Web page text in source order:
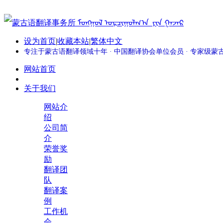
设为首页|收藏本站|繁体中文
专注于蒙古语翻译领域十年 · 中国翻译协会单位会员 · 专家级蒙
网站首页
关于我们
网站介
绍
公司简
介
荣誉奖
励
翻译团
队
翻译案
例
工作机